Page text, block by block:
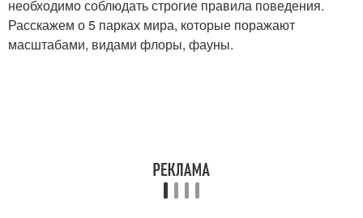
необходимо соблюдать строгие правила поведения.
Расскажем о 5 парках мира, которые поражают
масштабами, видами флоры, фауны.